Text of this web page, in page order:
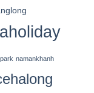
namankhanh